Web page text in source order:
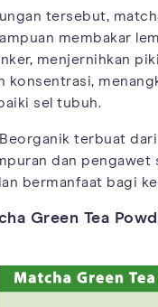
tersebut,
membakar
menjernihkan
konsentrasi,
sel tubuh.
terbuat
dan pengawet
bermanfaat bagi
Green Tea